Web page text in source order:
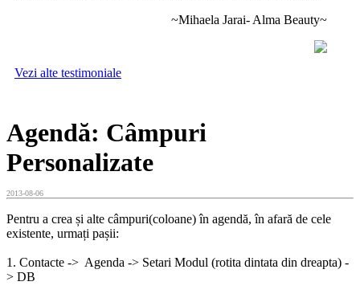
~Mihaela Jarai- Alma Beauty~
Vezi alte testimoniale
Agendă: Câmpuri
Personalizate
2013-08-06
Pentru a crea și alte câmpuri(coloane) în agendă, în afară de cele
existente, urmați pașii:
1. Contacte -> Agenda -> Setari Modul (rotita dintata din dreapta) -
> DB